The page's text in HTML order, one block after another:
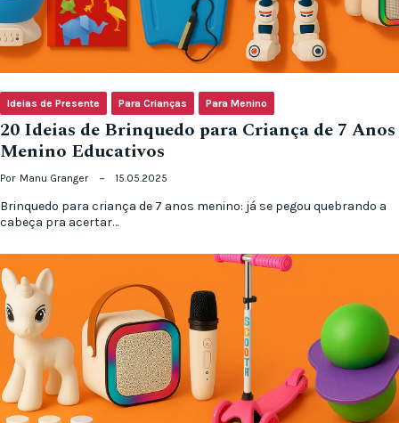
Ideias de Presente Para Crianças Para Menino
20 Ideias de Brinquedo para Criança de 7 Anos
Menino Educativos
Por Manu Granger 15.05.2025
Brinquedo para criança de 7 anos menino: já se pegou quebrando a
cabeça pra acertar…